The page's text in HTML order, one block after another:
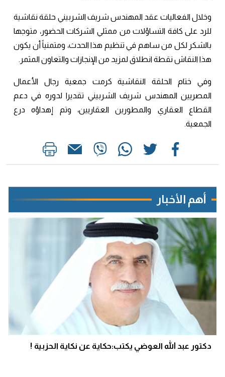
وخلال الفعاليات عقد المهندس شريف الشربيني حلقة نقاشية
للرد على كافة التساؤلات من ممثلي الشركات الحضور، متوجها
بالشكر لكل من ساهم في تنظيم هذا الحدث، ومتمنياً أن يكون
هذا النقاش نقطة انطلاق لمزيد من الإنجازات والتعاون المثمر.
وفي ختام الحلقة النقاشية كرمت جمعية رجال الأعمال
المصريين المهندس شريف الشربيني تقديرا لدوره في دعم
القطاع العقاري والمطورين العقاريين، وتم إهداؤه درع
الجمعية.
أهم الأخبار
دكتور عبد الله العوضي يكتب:حكاية عن نكاية الحزبية !